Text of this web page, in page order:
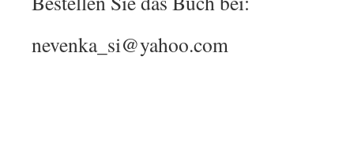
nevenka_si@yahoo.com